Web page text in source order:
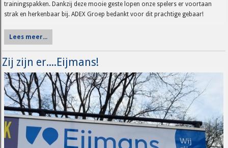
trainingspakken. Dankzij deze mooie geste lopen onze spelers er voortaan
strak en herkenbaar bij. ADEX Groep bedankt voor dit prachtige gebaar!
Lees meer...
Zij zijn er....Eijmans!